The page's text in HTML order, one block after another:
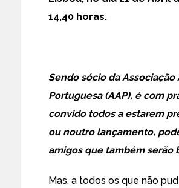
14,40 horas.
Sendo sócio da Associação
Portuguesa (AAP), é com
convido todos a estarem
ou noutro lançamento,
amigos que também serão
Mas, a todos os que não